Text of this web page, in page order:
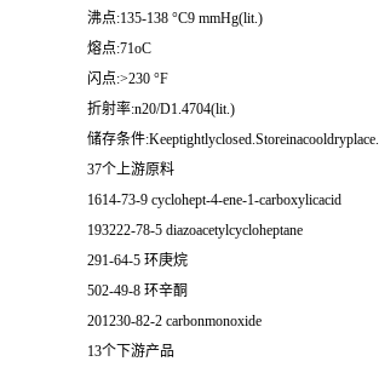
沸点:135-138 °C9 mmHg(lit.)
熔点:71oC
闪点:>230 °F
折射率:n20/D1.4704(lit.)
储存条件:Keeptightlyclosed.Storeinacooldryplace.
37个上游原料
1614-73-9 cyclohept-4-ene-1-carboxylicacid
193222-78-5 diazoacetylcycloheptane
291-64-5 环庚烷
502-49-8 环辛酮
201230-82-2 carbonmonoxide
13个下游产品